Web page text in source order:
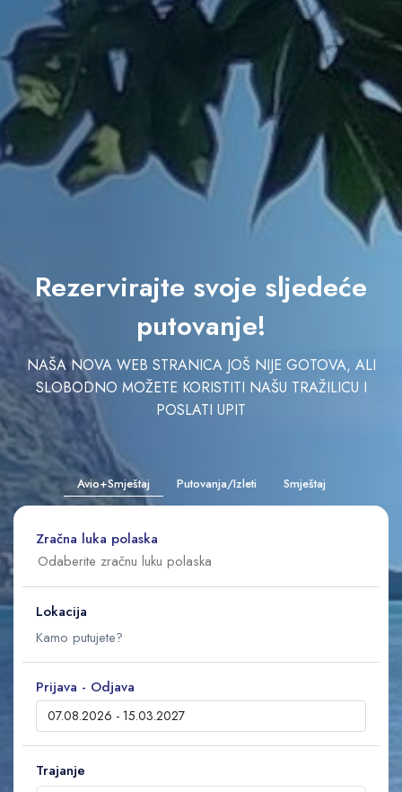
Rezervirajte svoje sljedeće
putovanje!
NAŠA NOVA WEB STRANICA JOŠ NIJE GOTOVA, ALI
SLOBODNO MOŽETE KORISTITI NAŠU TRAŽILICU I
POSLATI UPIT
Avio+Smještaj Putovanja/Izleti Smještaj
Zračna luka polaska
Lokacija
Prijava - Odjava
Trajanje